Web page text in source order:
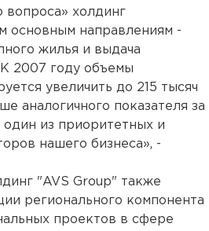
холдинг
основным направлениям -
жилья и выдача
2007 году объемы
увеличить до 215 тысяч
аналогичного показателя за
из приоритетных и
нашего бизнеса», -
"AVS Group" также
регионального компонента
проектов в сфере